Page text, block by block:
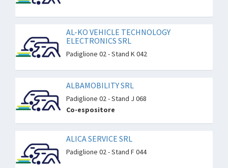
AL-KO VEHICLE TECHNOLOGY
ELECTRONICS SRL
Padiglione 02 - Stand K 042
ALBAMOBILITY SRL
Padiglione 02 - Stand J 068
Co-espositore
ALICA SERVICE SRL
Padiglione 02 - Stand F 044